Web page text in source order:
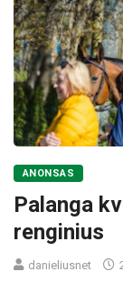
ANONSAS
Palanga
renginius
danieliusnet